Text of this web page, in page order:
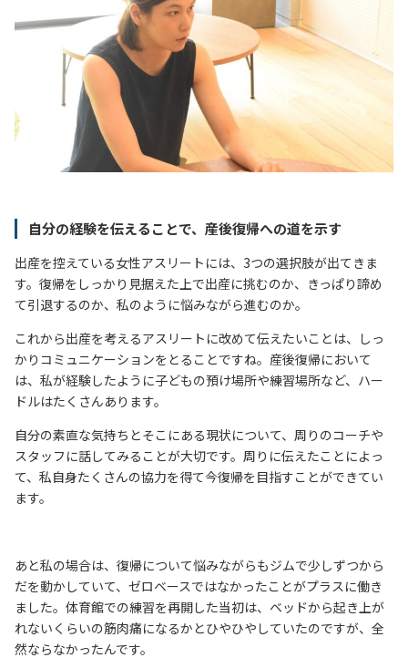
自分の経験を伝えることで、産後復帰への道を示す
出産を控えている女性アスリートには、3つの選択肢が出てきま
す。復帰をしっかり見据えた上で出産に挑むのか、きっぱり諦め
て引退するのか、私のように悩みながら進むのか。
これから出産を考えるアスリートに改めて伝えたいことは、しっ
かりコミュニケーションをとることですね。産後復帰において
は、私が経験したように子どもの預け場所や練習場所など、ハー
ドルはたくさんあります。
自分の素直な気持ちとそこにある現状について、周りのコーチや
スタッフに話してみることが大切です。周りに伝えたことによっ
て、私自身たくさんの協力を得て今復帰を目指すことができてい
ます。
あと私の場合は、復帰について悩みながらもジムで少しずつから
だを動かしていて、ゼロベースではなかったことがプラスに働き
ました。体育館での練習を再開した当初は、ベッドから起き上が
れないくらいの筋肉痛になるかとひやひやしていたのですが、全
然ならなかったんです。